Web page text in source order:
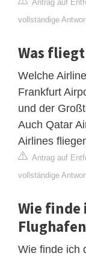
Antrag auf
vollständige
Was
Welche
Frankfurt
und der
Auch Qatar
Airlines
Antrag auf
vollständige
Wie finde
Wie finde ich